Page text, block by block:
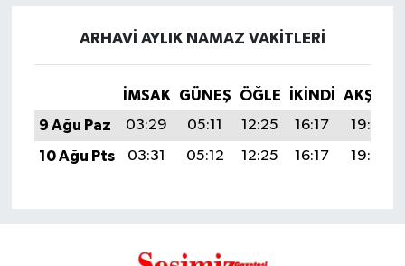
ARHAVI AYLIK NAMAZ VAKITLERI
İMSAK GÜNEŞ ÖĞLE İKINDI
AKŞAM
9 Ağu Paz
03:29 05:11 12:25 16:17
19:30
10 Ağu Pts
03:31 05:12 12:25 16:17 19:29